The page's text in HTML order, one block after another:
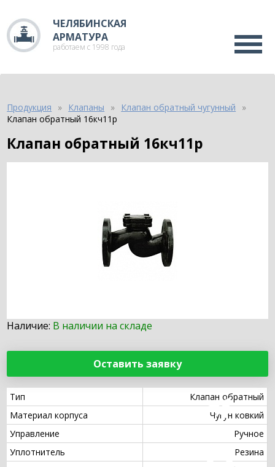
ЧЕЛЯБИНСКАЯ
АРМАТУРА
работаем с 1998 года
Продукция Клапаны
Клапан обратный чугунный
Клапан обратный 16кч11р
Клапан обратный 16кч11р
Наличие: В наличии на складе
Оставить заявку
Тип
Клапан обратный
Материал корпуса
Чугун ковкий
Управление
Ручное
Уплотнитель
Резина